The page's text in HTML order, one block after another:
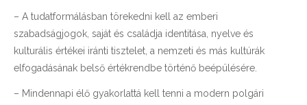
– A tudatformálásban törekedni kell az emberi
szabadságjogok, saját és családja identitása, nyelve és
kulturális értékei iránti tisztelet, a nemzeti és más kultúrák
elfogadásának belső értékrendbe történő beépülésére.
– Mindennapi élő gyakorlattá kell tenni a modern polgári